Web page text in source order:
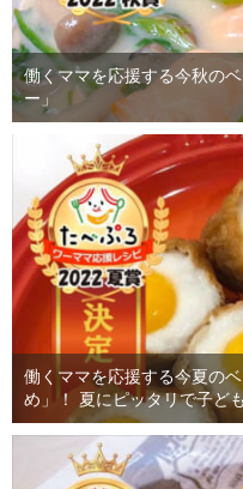
働くママを応援する今秋の
ー」
働くママを応援する今夏の
め」！ 夏にピッタリで子ど